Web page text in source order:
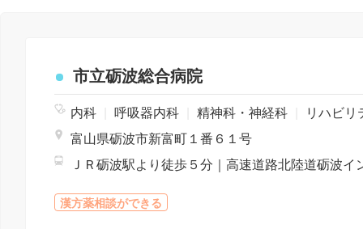
市立砺波総合病院
内科 呼吸器内科 精神科・神経科
リハビリテーシ
富山県砺波市新富町１番６１号
漢方薬相談ができる